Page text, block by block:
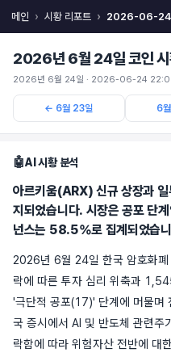
메인 시황 리포트 2026-06-24
2026년 6월 24일 코인
2026년 6월 24일 · 2026-06-24 22:00
← 6월 23일 6
🤖AI 시황 분석
아르키움(ARX) 신규 상장과
지되었습니다. 시장은 공포 단
넌스는 58.5%로 집계되었습
2026년 6월 24일 한국 암호화폐
락에 따른 투자 심리 위축과
'극단적 공포(17)' 단계에 머물며
국 증시에서 AI 및 반도체 관련주
락함에 따라 위험자산 전반에 대